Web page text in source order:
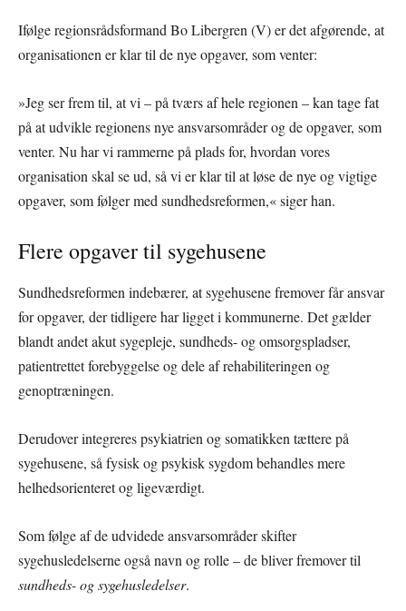
Ifølge regionsrådsformand Bo Libergren (V) er det afgørende, at
organisationen er klar til de nye opgaver, som venter:
»Jeg ser frem til, at vi – på tværs af hele regionen – kan tage fat
på at udvikle regionens nye ansvarsområder og de opgaver, som
venter. Nu har vi rammerne på plads for, hvordan vores
organisation skal se ud, så vi er klar til at løse de nye og vigtige
opgaver, som følger med sundhedsreformen,« siger han.
Flere opgaver til sygehusene
Sundhedsreformen indebærer, at sygehusene fremover får ansvar
for opgaver, der tidligere har ligget i kommunerne. Det gælder
blandt andet akut sygepleje, sundheds- og omsorgspladser,
patientrettet forebyggelse og dele af rehabiliteringen og
genoptræningen.
Derudover integreres psykiatrien og somatikken tættere på
sygehusene, så fysisk og psykisk sygdom behandles mere
helhedsorienteret og ligeværdigt.
Som følge af de udvidede ansvarsområder skifter
sygehusledelserne også navn og rolle – de bliver fremover til
sundheds- og sygehusledelser.